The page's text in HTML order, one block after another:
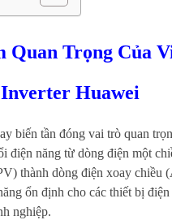
Quan Trọng Của
Huawei
biến tần đóng vai trò quan
điện năng từ dòng điện một
thành dòng điện xoay chiều
ổn định cho các thiết bị
nghiệp.